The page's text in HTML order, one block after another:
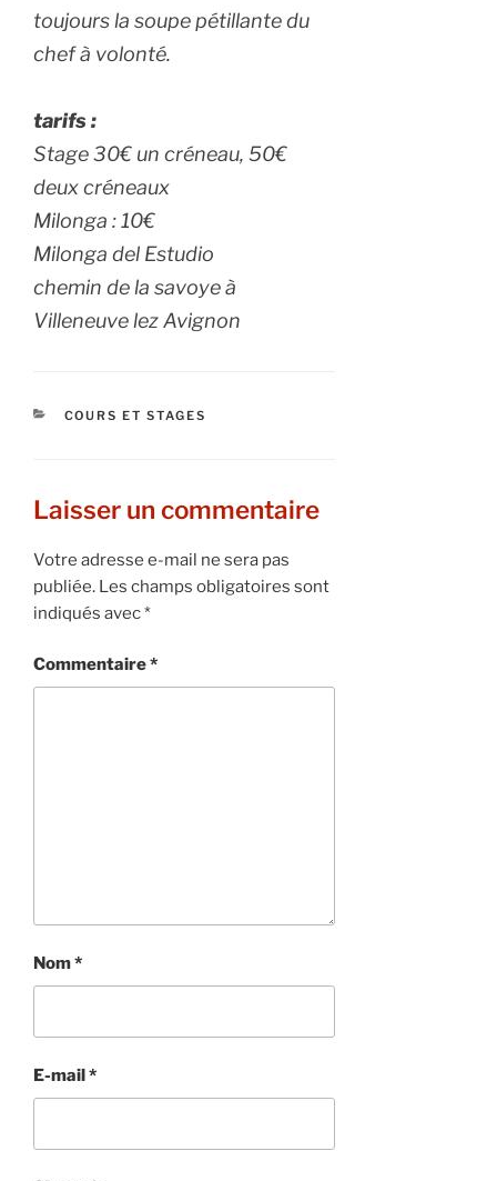
toujours la soupe pétillante du
chef à volonté.
tarifs :
Stage 30€ un créneau, 50€
deux créneaux
Milonga : 10€
Milonga del Estudio
chemin de la savoye à
Villeneuve lez Avignon
CATÉGORIES
COURS ET STAGES
Laisser un commentaire
Votre adresse e-mail ne sera pas
publiée. Les champs obligatoires sont
indiqués avec*
Commentaire*
Nom*
E-mail*